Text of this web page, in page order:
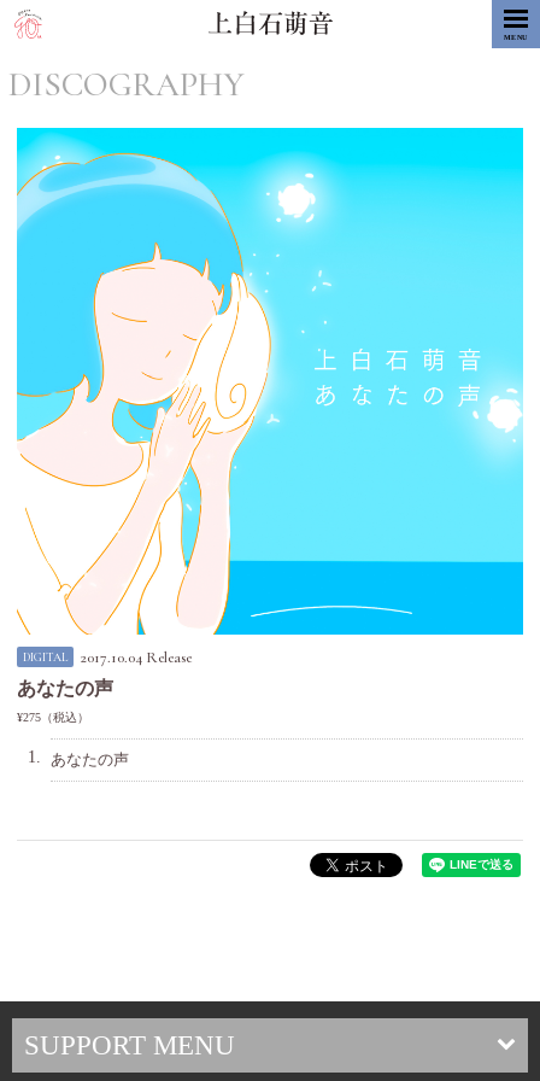
MENU
DISCOGRAPHY
DIGITAL 2017.10.04 Release
あなたの声
¥275（税込）
1. あなたの声
SUPPORT MENU